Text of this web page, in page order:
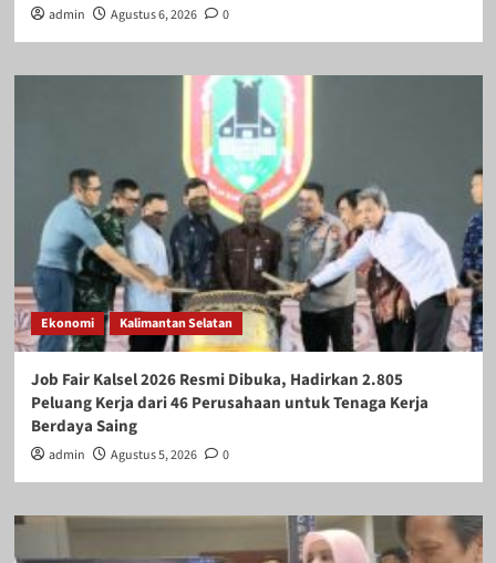
admin Agustus 6, 2026 0
Ekonomi Kalimantan Selatan
Job Fair Kalsel 2026 Resmi Dibuka, Hadirkan 2.805
Peluang Kerja dari 46 Perusahaan untuk Tenaga Kerja
Berdaya Saing
admin Agustus 5, 2026 0